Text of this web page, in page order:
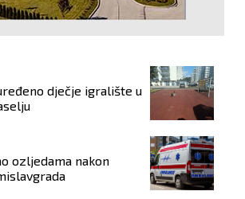
dječje igralište u
ozljedama nakon